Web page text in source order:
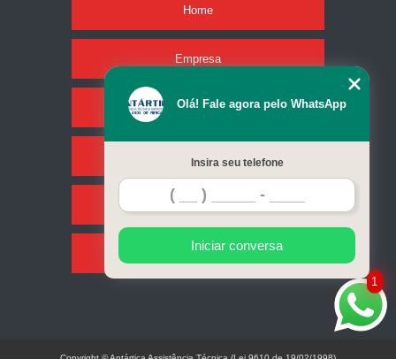
Home
Empresa
Missão
Serviços
Contato
Mapa do site
1
Olá! Fale agora pelo WhatsApp
Insira seu telefone
Iniciar conversa